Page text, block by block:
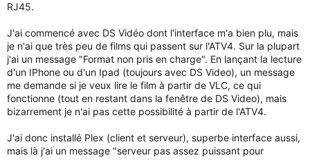
RJ45.
J'ai commencé avec DS Vidéo dont l'interface m'a bien plu, mais
je n'ai que très peu de films qui passent sur l'ATV4. Sur la plupart
j'ai un message "Format non pris en charge". En lançant la lecture
d'un IPhone ou d'un Ipad (toujours avec DS Video), un message
me demande si je veux lire le film à partir de VLC, ce qui
fonctionne (tout en restant dans la fenêtre de DS Video), mais
bizarrement je n'ai pas cette possibilité à partir de l'ATV4.
J'ai donc installé Plex (client et serveur), superbe interface aussi,
mais là j'ai un message "serveur pas assez puissant pour